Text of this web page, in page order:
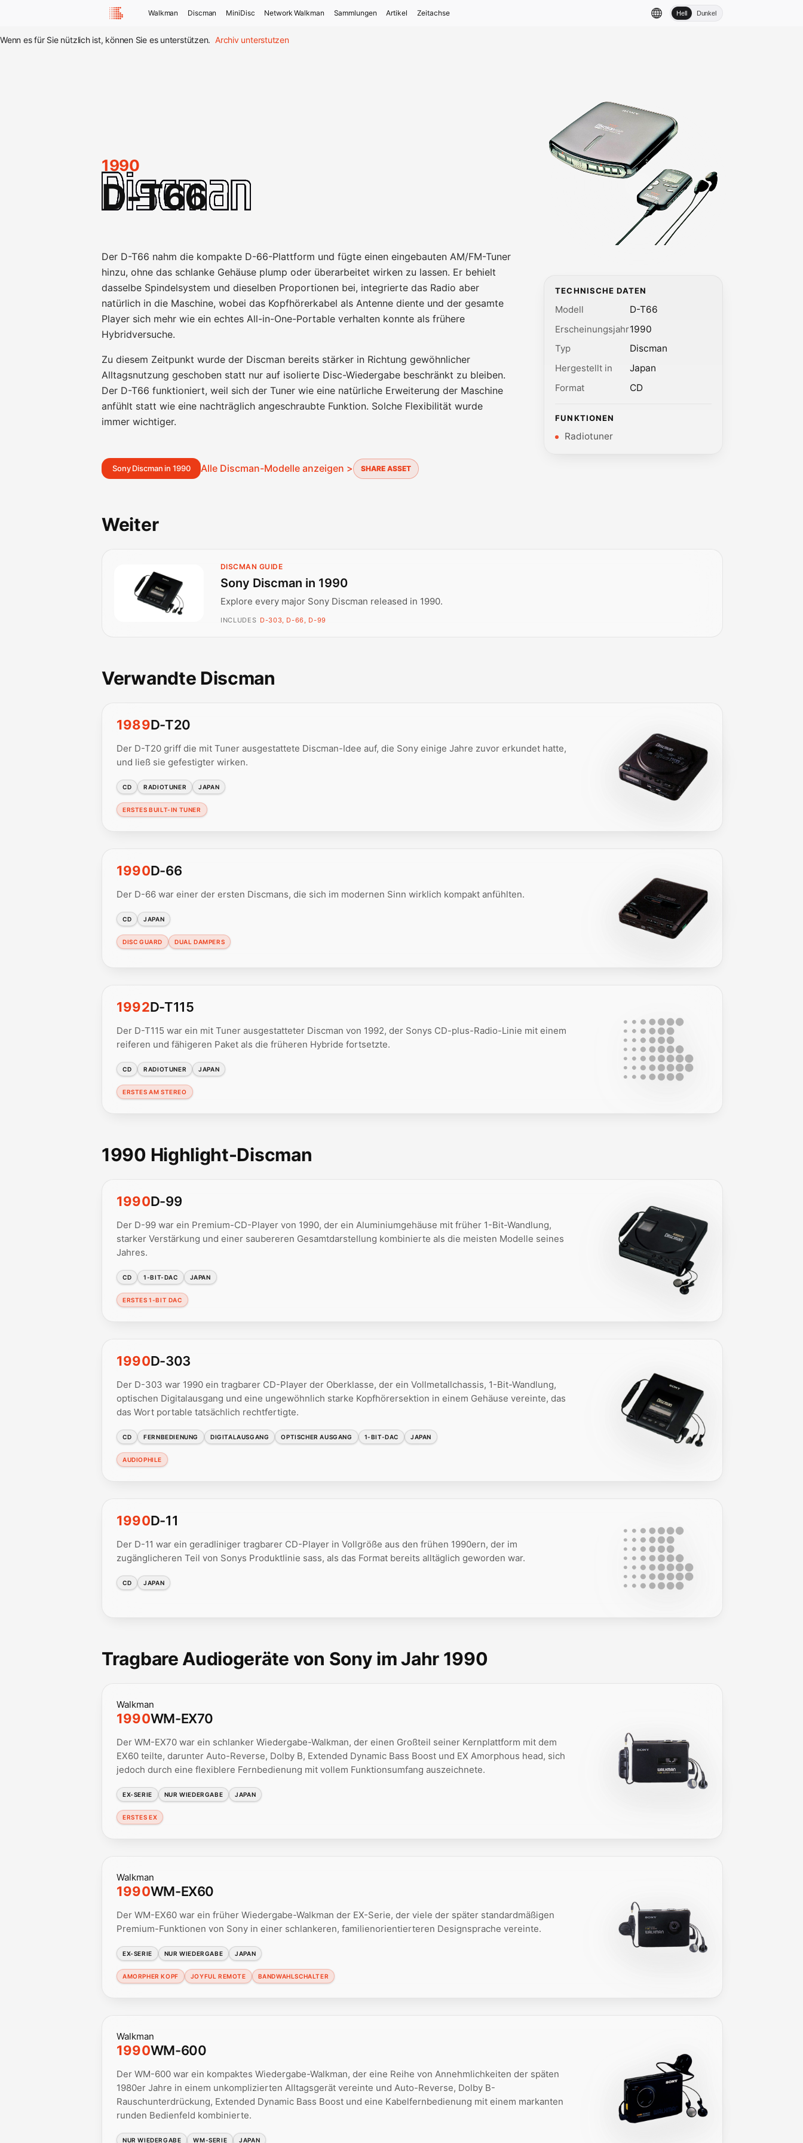
Walkman Discman MiniDisc Network Walkman Sammlungen Artikel Zeitachse Hell Dunkel
Wenn es für Sie nützlich ist, können Sie es unterstützen. Archiv unterstutzen
1990
D-T66
Der D-T66 nahm die kompakte D-66-Plattform und fügte einen eingebauten AM/FM-Tuner
hinzu, ohne das schlanke Gehäuse plump oder überarbeitet wirken zu lassen. Er behielt
dasselbe Spindelsystem und dieselben Proportionen bei, integrierte das Radio aber
natürlich in die Maschine, wobei das Kopfhörerkabel als Antenne diente und der gesamte
Player sich mehr wie ein echtes All-in-One-Portable verhalten konnte als frühere
Hybridversuche.
Zu diesem Zeitpunkt wurde der Discman bereits stärker in Richtung gewöhnlicher
Alltagsnutzung geschoben statt nur auf isolierte Disc-Wiedergabe beschränkt zu bleiben.
Der D-T66 funktioniert, weil sich der Tuner wie eine natürliche Erweiterung der Maschine
anfühlt statt wie eine nachträglich angeschraubte Funktion. Solche Flexibilität wurde
immer wichtiger.
Sony Discman in 1990 Alle Discman-Modelle anzeigen > SHARE ASSET
TECHNISCHE DATEN
Modell
D-T66
Erscheinungsjahr1990
Typ
Discman
Hergestellt in
Japan
Format
CD
FUNKTIONEN
Radiotuner
Weiter
DISCMAN GUIDE
Sony Discman in 1990
Explore every major Sony Discman released in 1990.
INCLUDES D-303, D-66, D-99
Verwandte Discman
1989D-T20
Der D-T20 griff die mit Tuner ausgestattete Discman-Idee auf, die Sony einige Jahre zuvor erkundet hatte,
und ließ sie gefestigter wirken.
CD RADIOTUNER JAPAN
ERSTES BUILT-IN TUNER
1990D-66
Der D-66 war einer der ersten Discmans, die sich im modernen Sinn wirklich kompakt anfühlten.
CD JAPAN
DISC GUARD DUAL DAMPERS
1992D-T115
Der D-T115 war ein mit Tuner ausgestatteter Discman von 1992, der Sonys CD-plus-Radio-Linie mit einem
reiferen und fähigeren Paket als die früheren Hybride fortsetzte.
CD RADIOTUNER JAPAN
ERSTES AM STEREO
1990 Highlight-Discman
1990D-99
Der D-99 war ein Premium-CD-Player von 1990, der ein Aluminiumgehäuse mit früher 1-Bit-Wandlung,
starker Verstärkung und einer saubereren Gesamtdarstellung kombinierte als die meisten Modelle seines
Jahres.
CD 1-BIT-DAC JAPAN
ERSTES 1-BIT DAC
1990D-303
Der D-303 war 1990 ein tragbarer CD-Player der Oberklasse, der ein Vollmetallchassis, 1-Bit-Wandlung,
optischen Digitalausgang und eine ungewöhnlich starke Kopfhörersektion in einem Gehäuse vereinte, das
das Wort portable tatsächlich rechtfertigte.
CD FERNBEDIENUNG DIGITALAUSGANG OPTISCHER AUSGANG 1-BIT-DAC JAPAN
AUDIOPHILE
1990D-11
Der D-11 war ein geradliniger tragbarer CD-Player in Vollgröße aus den frühen 1990ern, der im
zugänglicheren Teil von Sonys Produktlinie sass, als das Format bereits alltäglich geworden war.
CD JAPAN
Tragbare Audiogeräte von Sony im Jahr 1990
Walkman
1990WM-EX70
Der WM-EX70 war ein schlanker Wiedergabe-Walkman, der einen Großteil seiner Kernplattform mit dem
EX60 teilte, darunter Auto-Reverse, Dolby B, Extended Dynamic Bass Boost und EX Amorphous head, sich
jedoch durch eine flexiblere Fernbedienung mit vollem Funktionsumfang auszeichnete.
EX-SERIE NUR WIEDERGABE JAPAN
ERSTES EX
Walkman
1990WM-EX60
Der WM-EX60 war ein früher Wiedergabe-Walkman der EX-Serie, der viele der später standardmäßigen
Premium-Funktionen von Sony in einer schlankeren, familienorientierteren Designsprache vereinte.
EX-SERIE NUR WIEDERGABE JAPAN
AMORPHER KOPF JOYFUL REMOTE BANDWAHLSCHALTER
Walkman
1990WM-600
Der WM-600 war ein kompaktes Wiedergabe-Walkman, der eine Reihe von Annehmlichkeiten der späten
1980er Jahre in einem unkomplizierten Alltagsgerät vereinte und Auto-Reverse, Dolby B-
Rauschunterdrückung, Extended Dynamic Bass Boost und eine Kabelfernbedienung mit einem markanten
runden Bedienfeld kombinierte.
NUR WIEDERGABE WM-SERIE JAPAN